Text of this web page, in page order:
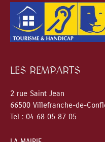
LES REMPARTS
2 rue Saint Jean
66500 Villefranche-de-
Tel : 04 68 05 87 05